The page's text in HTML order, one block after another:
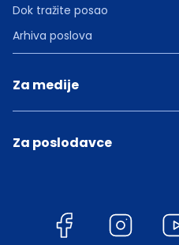
Dok tražite posao
Arhiva poslova
Za medije
Za poslodavce